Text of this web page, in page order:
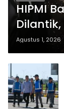
HIPMI
Ekonomi
Agustus 1, 2026